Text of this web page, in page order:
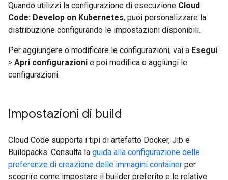
Quando utilizzi la configurazione di esecuzione Cloud
Code: Develop on Kubernetes, puoi personalizzare la
distribuzione configurando le impostazioni disponibili.
Per aggiungere o modificare le configurazioni, vai a Esegui
> Apri configurazioni e poi modifica o aggiungi le
configurazioni.
Impostazioni di build
Cloud Code supporta i tipi di artefatto Docker, Jib e
Buildpacks. Consulta la guida alla configurazione delle
preferenze di creazione delle immagini container per
scoprire come impostare il builder preferito e le relative